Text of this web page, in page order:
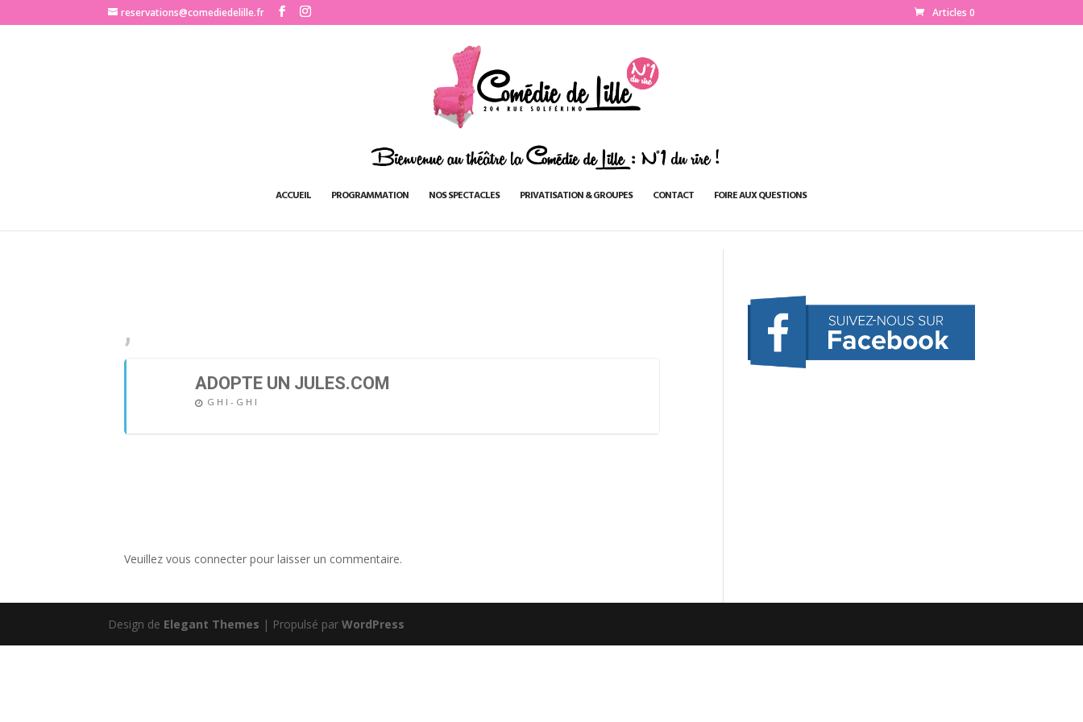
http://www.comediedelille.frreservations@comediedelille.fr Articles 0
ACCUEIL PROGRAMMATION NOS SPECTACLES PRIVATISATION & GROUPES CONTACT FOIRE AUX QUESTIONS
,
ADOPTE UN JULES.COM
G H I - G H I
Veuillez vous connecter pour laisser un commentaire.
Design de Elegant Themes | Propulsé parWordPress